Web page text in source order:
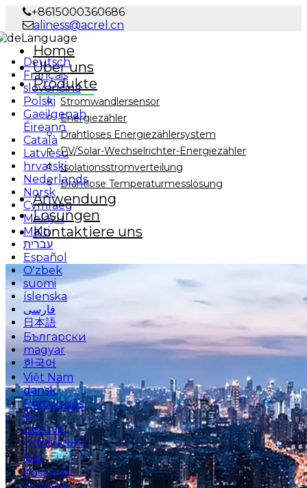
+8615000360686
aliness@acrel.cn
Language
Deutsch
Français
slovenčina
Polski
Gaeilgenah
Éireann
Català
Latviešu
hrvatski
Nederlands
Norsk
Cymraeg
Melayu
Malti
עברית
Español
O'zbek
suomi
íslenska
فارسی
日本語
Български
magyar
한국어
Việt Nam
dansk
Português
বাংলা
Lietuvių
українська
ไทย
bosanski
Home
Über uns
Produkte
Stromwandlersensor
Energiezähler
Drahtloses Energiezählersystem
PV/Solar-Wechselrichter-Energiezähler
Isolationsstromverteilung
Drahtlose Temperaturmesslösung
Anwendung
Lösungen
Kontaktiere uns